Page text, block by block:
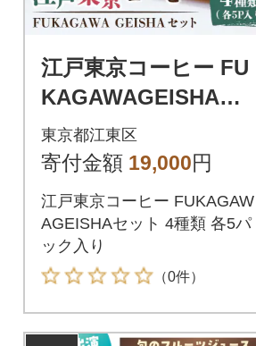
江戸東京コーヒー FU
KAGAWAGEISHAセ
ット 4種類各5パック
入り 【kt011-003】
東京都江東区
寄付金額 19,000円
江戸東京コーヒー FUKAGAW
AGEISHAセット 4種類 各5パ
ック入り
（0件）